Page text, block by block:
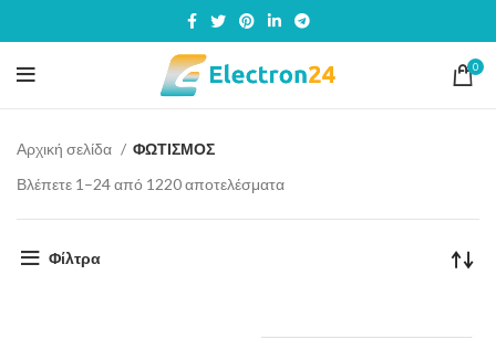
0
Αρχική σελίδα
ΦΩΤΙΣΜΟΣ
Βλέπετε 1–24 από 1220 αποτελέσματα
Φίλτρα